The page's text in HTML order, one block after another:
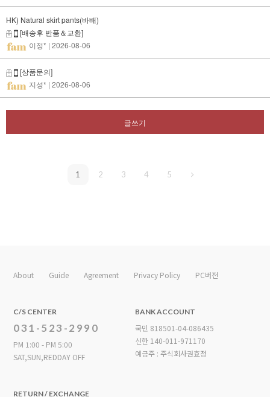
HK) Natural skirt pants(바배)
[배송후 반품＆교환]
이정* | 2026-08-06
[상품문의]
지성* | 2026-08-06
글쓰기
1 2 3 4 5
About Guide Agreement Privacy Policy PC버전
C/S CENTER
031-523-2990
PM 1:00 - PM 5:00
SAT,SUN,REDDAY OFF
BANK ACCOUNT
국민 818501-04-086435
신한 140-011-971170
예금주 : 주식회사권효정
RETURN / EXCHANGE